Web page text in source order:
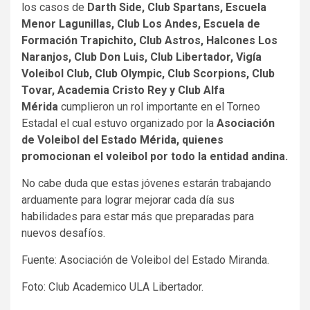
los casos de Darth Side, Club Spartans, Escuela
Menor Lagunillas, Club Los Andes, Escuela de
Formación Trapichito, Club Astros, Halcones Los
Naranjos, Club Don Luis, Club Libertador, Vigía
Voleibol Club, Club Olympic, Club Scorpions, Club
Tovar, Academia Cristo Rey y Club Alfa
Mérida cumplieron un rol importante en el Torneo
Estadal el cual estuvo organizado por la Asociación
de Voleibol del Estado Mérida, quienes
promocionan el voleibol por todo la entidad andina.
No cabe duda que estas jóvenes estarán trabajando
arduamente para lograr mejorar cada día sus
habilidades para estar más que preparadas para
nuevos desafíos.
Fuente: Asociación de Voleibol del Estado Miranda.
Foto: Club Academico ULA Libertador.